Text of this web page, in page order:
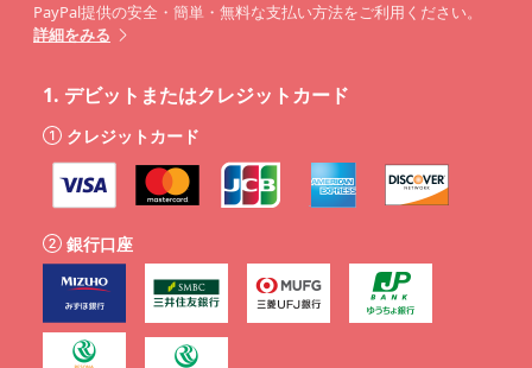
PayPal提供の安全・簡単・無料な支払い方法をご利用ください。
詳細をみる
1. デビットまたはクレジットカード
クレジットカード
銀行口座